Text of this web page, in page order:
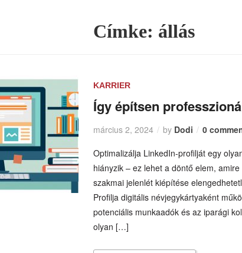
Címke: állás
KARRIER
Így építsen
március 2, 2024 by Dodi
0
Optimalizálja LinkedIn-profilját egy
hiányzik – ez lehet a döntő elem,
szakmai jelenlét kiépítése
Profilja digitális névjegykártyaként
potenciális munkaadók és az iparági
olyan […]